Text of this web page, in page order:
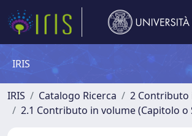
IRIS
IRIS Catalogo Ricerca
2 Contributo
2.1 Contributo in volume (Capitolo o